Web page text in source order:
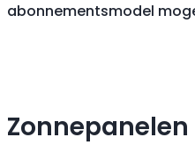
abonnementsmodel